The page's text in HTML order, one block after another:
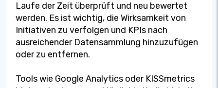
Laufe der Zeit überprüft und neu bewertet
werden. Es ist wichtig, die Wirksamkeit von
Initiativen zu verfolgen und KPIs nach
ausreichender Datensammlung hinzuzufügen
oder zu entfernen.
Tools wie Google Analytics oder KISSmetrics